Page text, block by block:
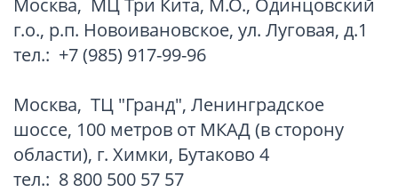
Москва, МЦ Три Кита, М.О., Одинцовский
г.о., р.п. Новоивановское, ул. Луговая, д.1
тел.: +7 (985) 917-99-96
Москва, ТЦ "Гранд", Ленинградское
шоссе, 100 метров от МКАД (в сторону
области), г. Химки, Бутаково 4
тел.: 8 800 500 57 57